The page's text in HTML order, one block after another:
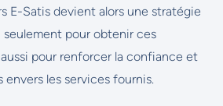
E-Satis devient alors une stratégie
pour obtenir ces
pour renforcer la confiance et
les services fournis.